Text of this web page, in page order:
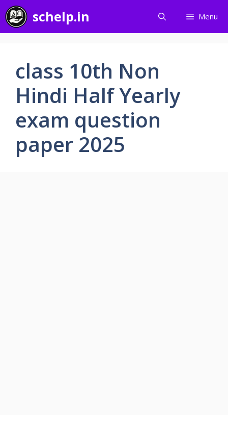
Skip
to
content
schelp.in Menu
class 10th Non
Hindi Half Yearly
exam question
paper 2025